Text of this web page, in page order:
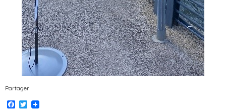
Partager
Facebook
Twitter